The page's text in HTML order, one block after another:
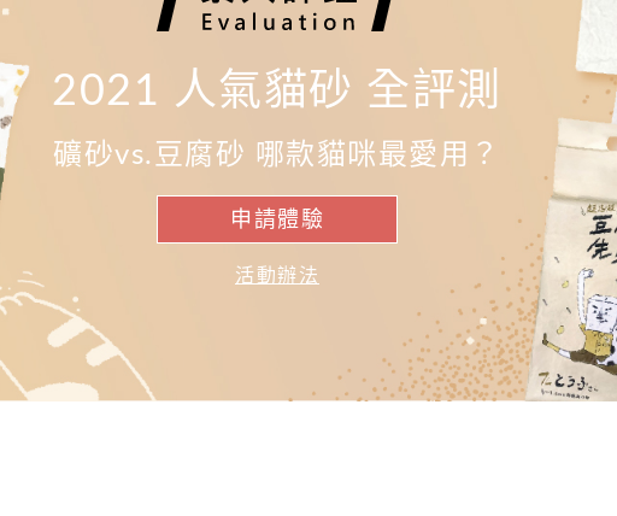
2021 人氣貓砂 全評測
礦砂vs.豆腐砂 哪款貓咪最愛用？
申請體驗
活動辦法